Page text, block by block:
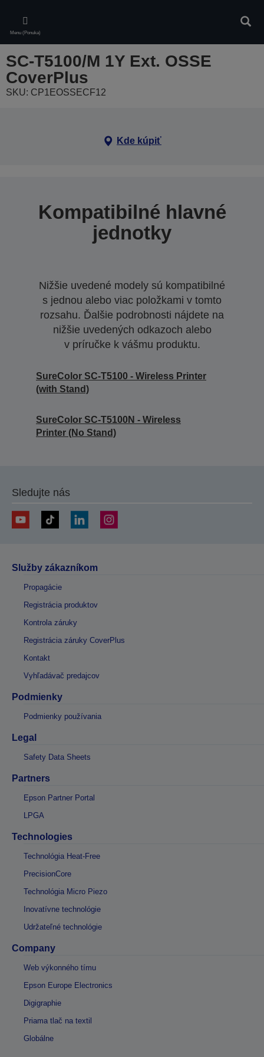
main
content
Menu (Ponuka)
SC-T5100/M 1Y Ext. OSSE
CoverPlus
SKU: CP1EOSSECF12
Kde kúpiť
Kompatibilné hlavné
jednotky
Nižšie uvedené modely sú kompatibilné
s jednou alebo viac položkami v tomto
rozsahu. Ďalšie podrobnosti nájdete na
nižšie uvedených odkazoch alebo
v príručke k vášmu produktu.
SureColor SC-T5100 - Wireless Printer
(with Stand)
SureColor SC-T5100N - Wireless
Printer (No Stand)
Sledujte nás
Služby zákazníkom
Propagácie
Registrácia produktov
Kontrola záruky
Registrácia záruky CoverPlus
Kontakt
Vyhľadávač predajcov
Podmienky
Podmienky používania
Legal
Safety Data Sheets
Partners
Epson Partner Portal
LPGA
Technologies
Technológia Heat-Free
PrecisionCore
Technológia Micro Piezo
Inovatívne technológie
Udržateľné technológie
Company
Web výkonného tímu
Epson Europe Electronics
Digigraphie
Priama tlač na textil
Globálne